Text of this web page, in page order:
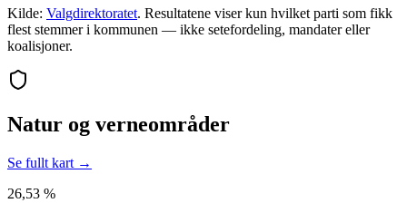
Kilde: Valgdirektoratet. Resultatene viser kun hvilket parti som fikk
flest stemmer i kommunen — ikke setefordeling, mandater eller
koalisjoner.
Natur og verneområder
Se fullt kart →
26,53 %